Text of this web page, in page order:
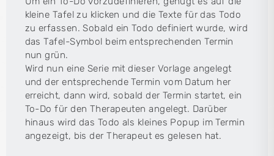
kleine Tafel zu klicken und die Texte für das Todo
zu erfassen. Sobald ein Todo definiert wurde, wird
das Tafel-Symbol beim entsprechenden Termin
nun grün.
Wird nun eine Serie mit dieser Vorlage angelegt
und der entsprechende Termin vom Datum her
erreicht, dann wird, sobald der Termin startet, ein
To-Do für den Therapeuten angelegt. Darüber
hinaus wird das Todo als kleines Popup im Termin
angezeigt, bis der Therapeut es gelesen hat.